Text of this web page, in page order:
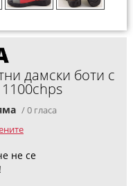
дамски боти с
/ 0 гласа
не се